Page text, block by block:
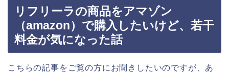
リフリーラの商品をアマゾン
（amazon）で購入したいけど、若干
料金が気になった話
こちらの記事をご覧の方にお聞きしたいのですが、あ